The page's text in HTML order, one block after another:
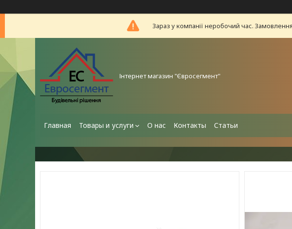
Зараз у компанії неробочий час.
Інтернет магазин "Євросегмент"
Главная Товары и услуги О нас Контакты Статьи